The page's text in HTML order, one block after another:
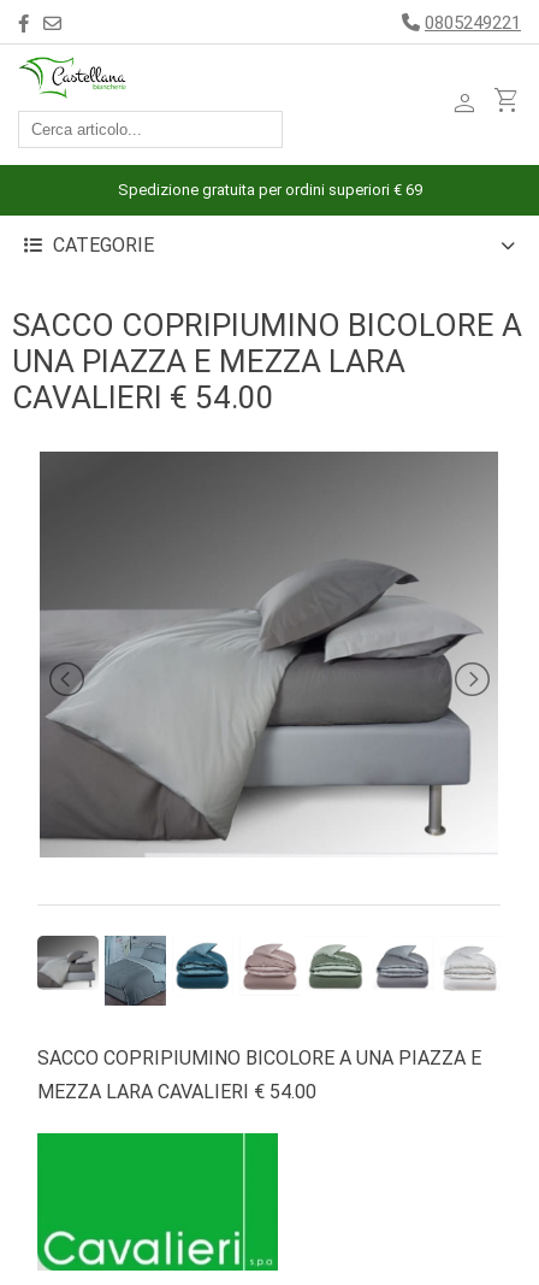
ACCESSORI
ARREDAMENTO
BIANCHERIA
CUCINA
INTIMO
0805249221
person shopping_cart
Spedizione gratuita per ordini superiori € 69
CATEGORIE
SACCO COPRIPIUMINO BICOLORE A
UNA PIAZZA E MEZZA LARA
CAVALIERI € 54.00
SACCO COPRIPIUMINO BICOLORE A UNA PIAZZA E
MEZZA LARA CAVALIERI € 54.00